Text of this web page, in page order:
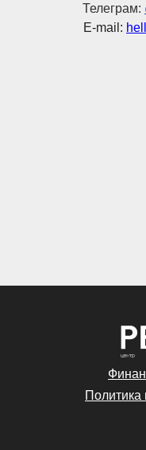
Телеграм:
E-mail:
Политика